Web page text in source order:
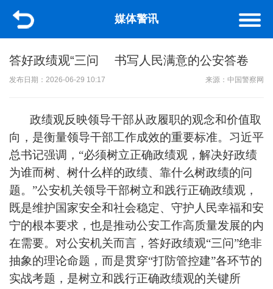
媒体警讯
答好政绩观“三问 书写人民满意的公安答卷
发布日期：2026-06-29 10:17 来源：中国警察网
政绩观反映领导干部从政履职的观念和价值取
向，是衡量领导干部工作成效的重要标准。习近平
总书记强调，“必须树立正确政绩观，解决好政绩
为谁而树、树什么样的政绩、靠什么树政绩的问
题。”公安机关领导干部树立和践行正确政绩观，
既是维护国家安全和社会稳定、守护人民幸福和安
宁的根本要求，也是推动公安工作高质量发展的内
在需要。对公安机关而言，答好政绩观“三问”绝非
抽象的理论命题，而是贯穿“打防管控建”各环节的
实战考题，是树立和践行正确政绩观的关键所